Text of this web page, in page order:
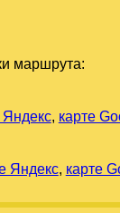
маршрута:
Яндекс, карте
Яндекс, карте